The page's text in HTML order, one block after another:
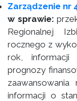
Zarządzenie nr
w sprawie:
Regionalnej
rocznego z
rok, informacji
prognozy
informacji o